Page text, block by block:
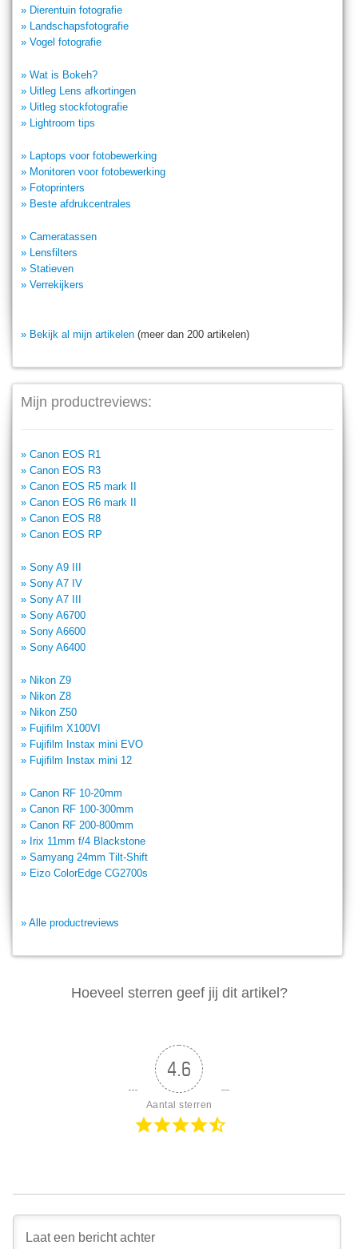
» Dierentuin fotografie
» Landschapsfotografie
» Vogel fotografie
» Wat is Bokeh?
» Uitleg Lens afkortingen
» Uitleg stockfotografie
» Lightroom tips
» Laptops voor fotobewerking
» Monitoren voor fotobewerking
» Fotoprinters
» Beste afdrukcentrales
» Cameratassen
» Lensfilters
» Statieven
» Verrekijkers
» Bekijk al mijn artikelen (meer dan 200 artikelen)
Mijn productreviews:
» Canon EOS R1
» Canon EOS R3
» Canon EOS R5 mark II
» Canon EOS R6 mark II
» Canon EOS R8
» Canon EOS RP
» Sony A9 III
» Sony A7 IV
» Sony A7 III
» Sony A6700
» Sony A6600
» Sony A6400
» Nikon Z9
» Nikon Z8
» Nikon Z50
» Fujifilm X100VI
» Fujifilm Instax mini EVO
» Fujifilm Instax mini 12
» Canon RF 10-20mm
» Canon RF 100-300mm
» Canon RF 200-800mm
» Irix 11mm f/4 Blackstone
» Samyang 24mm Tilt-Shift
» Eizo ColorEdge CG2700s
» Alle productreviews
Hoeveel sterren geef jij dit artikel?
4.6
Aantal sterren